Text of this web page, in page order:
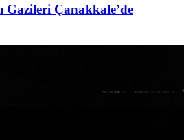
Gazileri Çanakkale’de